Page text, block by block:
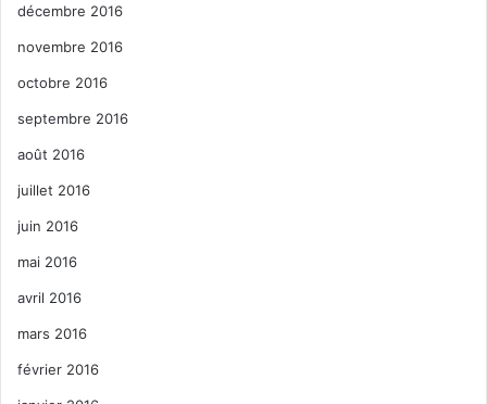
décembre 2016
novembre 2016
octobre 2016
septembre 2016
août 2016
juillet 2016
juin 2016
mai 2016
avril 2016
mars 2016
février 2016